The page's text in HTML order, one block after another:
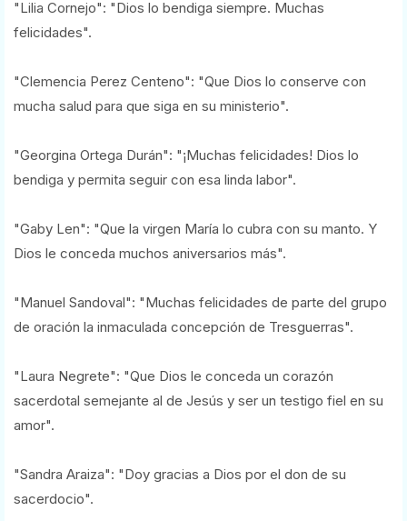
"Lilia Cornejo": "Dios lo bendiga siempre. Muchas
felicidades".
"Clemencia Perez Centeno": "Que Dios lo conserve con
mucha salud para que siga en su ministerio".
"Georgina Ortega Durán": "¡Muchas felicidades! Dios lo
bendiga y permita seguir con esa linda labor".
"Gaby Len": "Que la virgen María lo cubra con su manto. Y
Dios le conceda muchos aniversarios más".
"Manuel Sandoval": "Muchas felicidades de parte del grupo
de oración la inmaculada concepción de Tresguerras".
"Laura Negrete": "Que Dios le conceda un corazón
sacerdotal semejante al de Jesús y ser un testigo fiel en su
amor".
"Sandra Araiza": "Doy gracias a Dios por el don de su
sacerdocio".